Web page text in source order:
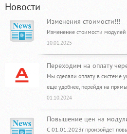
Новости
Изменения стоимости!!!
Изменение стоимости модулей
10.01.2025
Переходим на оплату
Мы сделали оплату в системе
еще удобнее, перейдя на
01.10.2024
Повышение цен на
С 01.01.2023г произойдет